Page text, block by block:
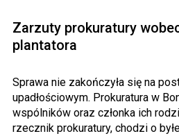
Zarzuty prokuratury
plantatora
Sprawa nie zakończyła się na
upadłościowym. Prokuratura w
wspólników oraz członka ich
rzecznik prokuratury, chodzi o